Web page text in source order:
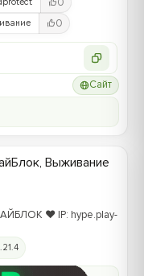
0
Сайт
Выживание
❤️ IP: hype.play-